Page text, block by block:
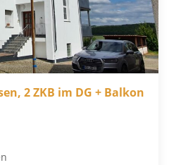
2 ZKB im DG + Balkon